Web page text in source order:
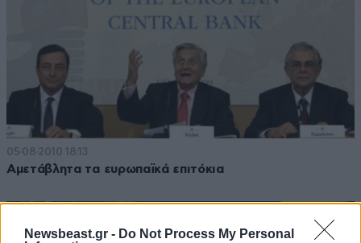
Newsbeast.gr - Do Not Process My Personal
05·08·2010 18:13
Αμετάβλητα τα ευρωπαϊκά επιτόκια